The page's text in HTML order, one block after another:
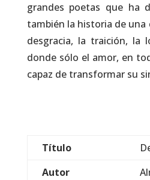
grandes poetas que ha
también la historia de una
desgracia, la traición, la
donde sólo el amor, en
capaz de transformar su
Título
Autor